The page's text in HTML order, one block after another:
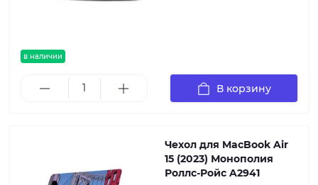
в наличии
В корзину
Чехол для MacBook Air
15 (2023) Монополия
Роллс-Ройс A2941